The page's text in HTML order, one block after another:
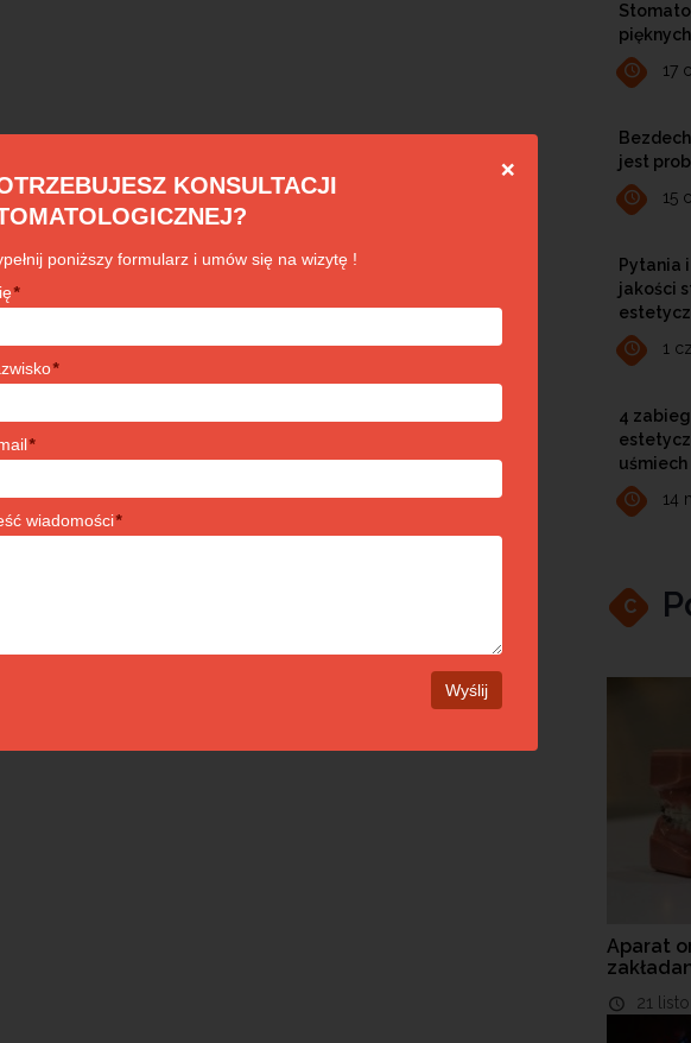
17
jest
15
Pytania
jakości
1
4
uśmiech
14
C
Aparat
21
❌
KONSULTACJI
poniższy formularz i umów się na wizytę !
*
*
*
wiadomości*